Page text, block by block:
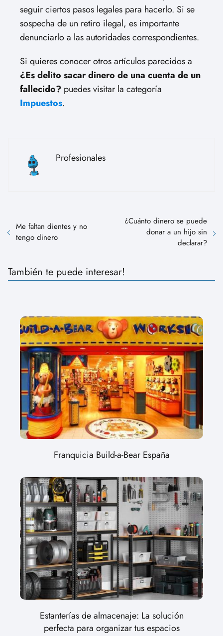
seguir ciertos pasos legales para hacerlo. Si se
sospecha de un retiro ilegal, es importante
denunciarlo a las autoridades correspondientes.
Si quieres conocer otros artículos parecidos a
¿Es delito sacar dinero de una cuenta de un
fallecido? puedes visitar la categoría
Impuestos.
Profesionales
Me faltan dientes y no
tengo dinero
¿Cuánto dinero se puede
donar a un hijo sin
declarar?
También te puede interesar!
Franquicia Build-a-Bear España
Estanterías de almacenaje: La solución
perfecta para organizar tus espacios